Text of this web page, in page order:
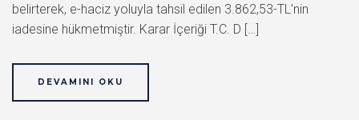
belirterek, e-haciz yoluyla tahsil edilen 3.862,53-TL’nin
iadesine hükmetmiştir. Karar İçeriği T.C. D […]
DEVAMINI OKU